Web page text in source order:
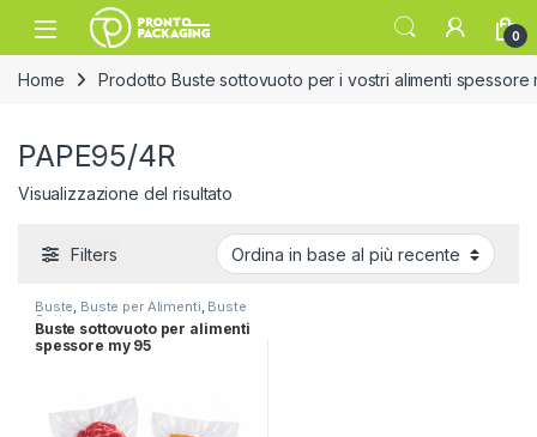
Skip to navigation
Skip to content
Open 0
Home Prodotto Buste sottovuoto per i vostri alimenti spessore
PAPE95/4R
Visualizzazione del risultato
Filters
Buste, Buste per Alimenti, Buste
Sottovuoto
Buste sottovuoto per alimenti
spessore my 95